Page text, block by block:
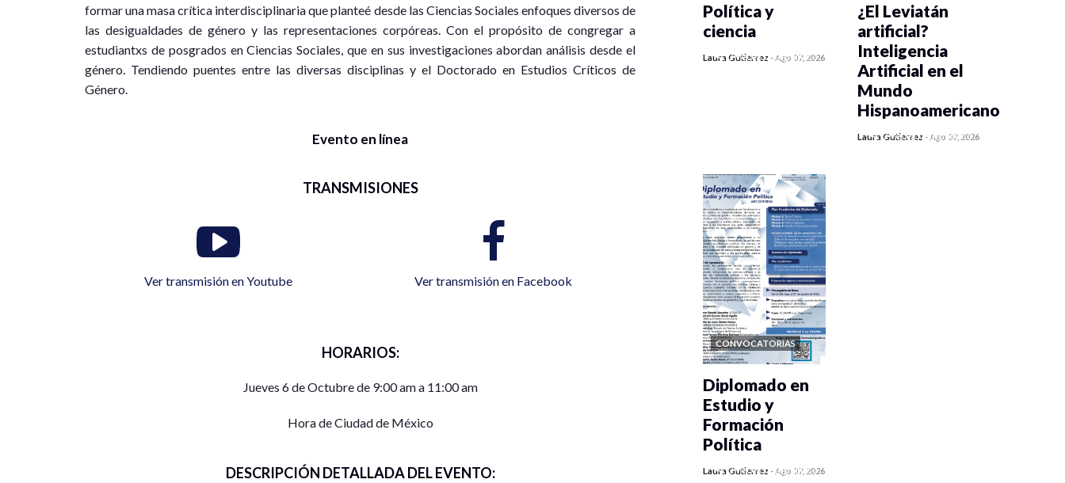
formar una masa crítica interdisciplinaria que planteé desde las Ciencias Sociales enfoques diversos de
las desigualdades de género y las representaciones corpóreas. Con el propósito de congregar a
estudiantxs de posgrados en Ciencias Sociales, que en sus investigaciones abordan análisis desde el
género. Tendiendo puentes entre las diversas disciplinas y el Doctorado en Estudios Críticos de
Género.
Evento en línea
TRANSMISIONES
Ver transmisión en Youtube Ver transmisión en Facebook
HORARIOS:
Jueves 6 de Octubre de 9:00 am a 11:00 am
Hora de Ciudad de México
DESCRIPCIÓN DETALLADA DEL EVENTO:
0 veces compartido
Política y
ciencia
Laura Gutiérrez -Ago 07, 2026
0 veces compartido
¿El Leviatán
artificial?
Inteligencia
Artificial en el
Mundo
Hispanoamericano
Laura Gutiérrez -Ago 07, 2026
CONVOCATORIAS
0 veces compartido
Diplomado en
Estudio y
Formación
Política
Laura Gutiérrez -Ago 07, 2026